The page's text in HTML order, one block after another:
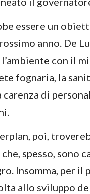
essere un
anno. De
l’ambiente con il
fognaria, la
carenza di
poi,
spesso, sono
Insomma, per il
allo sviluppo